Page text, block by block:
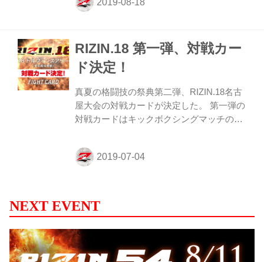
も飛び込んでの左右のパンチで返す。互い
ど変則的な蹴り技で応戦。ラスト10秒、桜
井の飛び膝が堀尾の顔面にヒット！堀尾は
ややグラついた様子を見せると桜井はパン
チのラッシュで攻めたてるが、ここでゴン
グが鳴り1R終了。 ROUND 2 桜井は左のジ
ャブ、ロー、ハイと細かく手数を出す。
RIZIN.18 第一弾、対戦カー
ド決定！
真夏の格闘技の祭典第二弾、RIZIN.18名古
屋大会の対戦カードが決定した。 第一弾の
対戦カードはキックボクシングマッチの三
ェンドファイターのジョン・ウェイン・パ
ーと初代RISEウェルター級王者のダニロ・
貴、第4第Krush -55kg王者の堀尾竜司と弱
冠16歳の超新星 桜井宇宙らの対戦が決定
し、真夏の名古屋大会をさらに熱くする！
RIZIN.18 スペシャルワンマッチ ［RIZIN キ
ックボクシングルール ： 3分
NEXT EVENT